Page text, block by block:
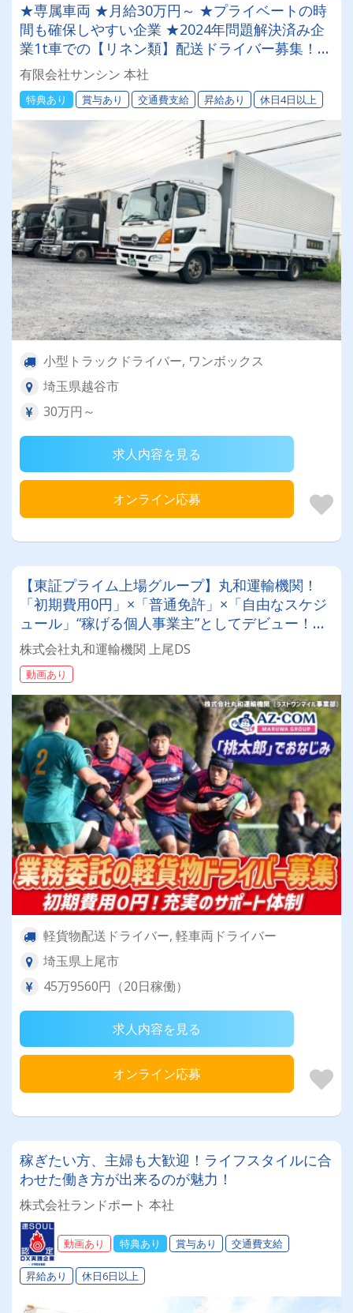
★専属車両 ★月給30万円～ ★プライベートの時
間も確保しやすい企業 ★2024年問題解決済み企
業1t車での【リネン類】配送ドライバー募集！カ
ゴ車配送で体への負担少なめ♪長距離一切ナシ！
地場～関東圏内のみ♪
有限会社サンシン 本社
特典あり 賞与あり 交通費支給 昇給あり 休日4日以上
小型トラックドライバー, ワンボックス
埼玉県越谷市
30万円～
求人内容を見る
オンライン応募
【東証プライム上場グループ】丸和運輸機関！
「初期費用0円」×「普通免許」×「自由なスケジ
ュール」“稼げる個人事業主”としてデビュー！確
定申告など充実のサポート体制も♪
株式会社丸和運輸機関 上尾DS
動画あり
軽貨物配送ドライバー, 軽車両ドライバー
埼玉県上尾市
45万9560円（20日稼働）
求人内容を見る
オンライン応募
稼ぎたい方、主婦も大歓迎！ライフスタイルに合
わせた働き方が出来るのが魅力！
株式会社ランドポート 本社
動画あり 特典あり 賞与あり 交通費支給
昇給あり 休日6日以上